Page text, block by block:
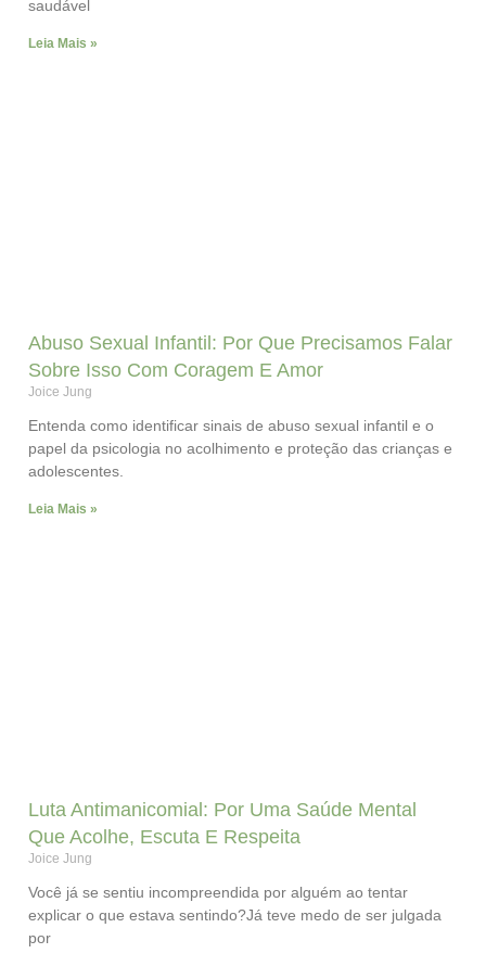
saudável
Leia Mais »
Abuso Sexual Infantil: Por Que Precisamos Falar
Sobre Isso Com Coragem E Amor
Joice Jung
Entenda como identificar sinais de abuso sexual infantil e o
papel da psicologia no acolhimento e proteção das crianças e
adolescentes.
Leia Mais »
Luta Antimanicomial: Por Uma Saúde Mental
Que Acolhe, Escuta E Respeita
Joice Jung
Você já se sentiu incompreendida por alguém ao tentar
explicar o que estava sentindo?Já teve medo de ser julgada
por